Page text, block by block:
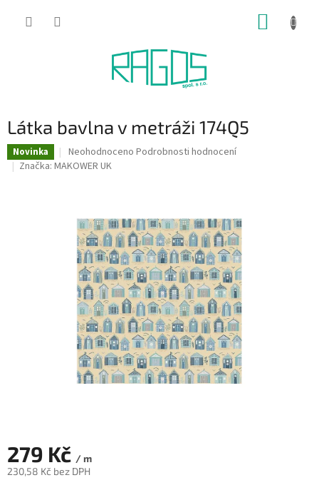
Látka bavlna v metráži 174Q5
Novinka
Průměrné
hodnocení
hvězdiček.
Neohodnoceno Podrobnosti hodnocení
Značka: MAKOWER UK
279 Kč / m
230,58 Kč bez DPH